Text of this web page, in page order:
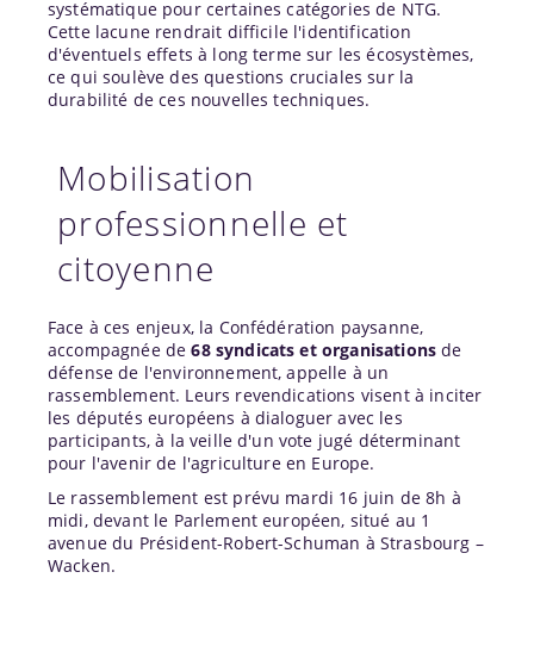
systématique pour certaines catégories de NTG.
Cette lacune rendrait difficile l'identification
d'éventuels effets à long terme sur les écosystèmes,
ce qui soulève des questions cruciales sur la
durabilité de ces nouvelles techniques.
Mobilisation
professionnelle et
citoyenne
Face à ces enjeux, la Confédération paysanne,
accompagnée de68 syndicats et organisations de
défense de l'environnement, appelle à un
rassemblement. Leurs revendications visent à inciter
les députés européens à dialoguer avec les
participants, à la veille d'un vote jugé déterminant
pour l'avenir de l'agriculture en Europe.
Le rassemblement est prévu mardi 16 juin de 8h à
midi, devant le Parlement européen, situé au 1
avenue du Président-Robert-Schuman à Strasbourg –
Wacken.